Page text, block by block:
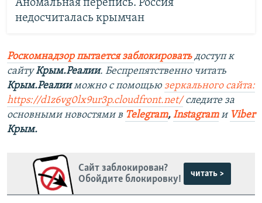
Аномальная перепись. Россия
недосчиталась крымчан
Роскомнадзор пытается заблокировать доступ к
сайтуКрым.Реалии. Беспрепятственно читать
Крым.Реалииможно с помощью зеркального сайта:
https://d1z6vg0lx9ur3p.cloudfront.net/ следите за
основными новостями в Telegram, Instagramи Viber
Крым.
Сайт заблокирован?
Обойдите блокировку!
читать >